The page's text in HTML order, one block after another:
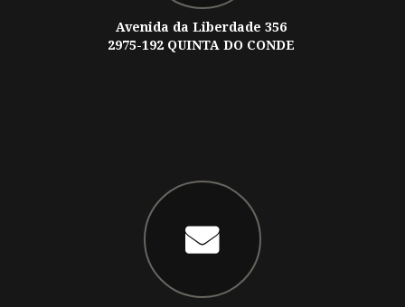
Avenida da Liberdade 356
2975-192 QUINTA DO CONDE